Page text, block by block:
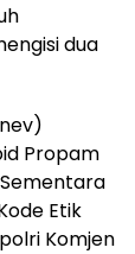
dua
Propam
Etik
Komjen